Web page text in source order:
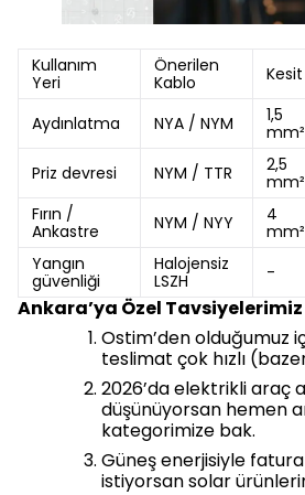
Kullanım
Yeri
Önerilen
Kablo
Kesit
Aydınlatma
NYA / NYM
1,5
mm²
Priz devresi
NYM / TTR
2,5
mm²
Fırın /
Ankastre
NYM / NYY
4
mm²
Yangın
güvenliği
Halojensiz
LSZH
-
Ankara’ya Özel Tavsiyelerimiz
Ostim’den olduğumuz
teslimat çok hızlı
2026’da elektrikli araç
düşünüyorsan hemen
kategorimize bak.
Güneş enerjisiyle
istiyorsan solar